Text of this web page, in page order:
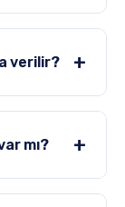
verilir? +
mı? +